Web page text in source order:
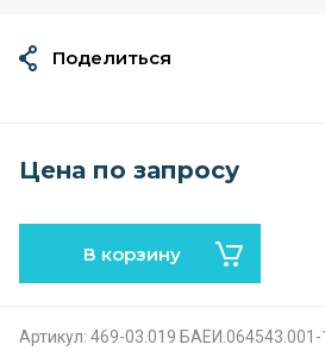
Цена по запросу
В корзину
Артикул: 469-03.019
Поделиться